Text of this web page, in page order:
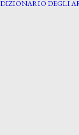
DIZIONARIO DEGLI